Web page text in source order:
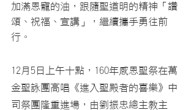
加滿恩寵的油，跟隨聖道明的精神「 讚
頌、祝福、宣講」，繼續攜手勇往前
行。
12月5日上午十點，160年感恩聖祭在萬
金聖詠團高唱《進入聖殿者的喜樂》中
司祭團隆重進場，由劉振忠總主教主